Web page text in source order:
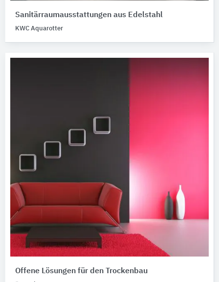
Sanitärraumausstattungen aus Edelstahl
KWC Aquarotter
Offene Lösungen für den Trockenbau